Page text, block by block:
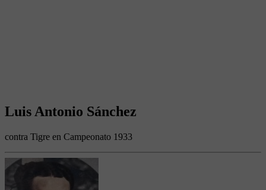
Luis Antonio Sánchez
contra Tigre en Campeonato 1933